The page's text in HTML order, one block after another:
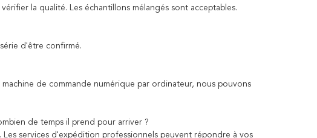
la qualité. Les échantillons mélangés sont acceptables.
d'être confirmé.
de commande numérique par ordinateur, nous pouvons
de temps il prend pour arriver ?
Les services d'expédition professionnels peuvent répondre à vos